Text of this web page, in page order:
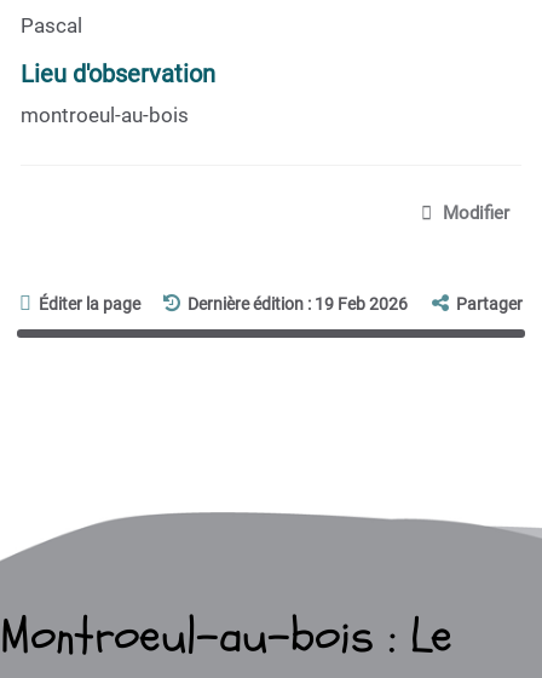
Pascal
Lieu d'observation
montroeul-au-bois
Modifier
Éditer la page Dernière édition : 19 Feb 2026 Partager
Montroeul-au-bois : Le